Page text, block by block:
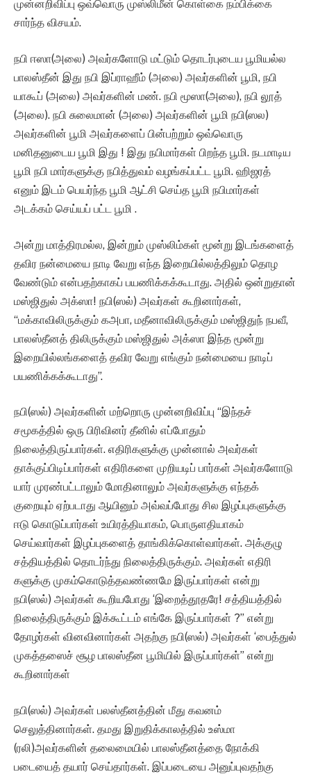
முன்னறிவிப்பு ஒவ்வொரு முஸ்லிமீன் கொள்கை நம்பிக்கை
சார்ந்த விசயம்.
நபி ஈஸா(அலை) அவர்களோடு மட்டும் தொடர்புடைய பூமியல்ல
பாலஸ்தீன் இது நபி இப்ராஹீம் (அலை) அவர்களின் பூமி, நபி
யாகூப் (அலை) அவர்களின் மண். நபி மூஸா(அலை), நபி லூத்
(அலை). நபி சுலைமான் (அலை) அவர்களின் பூமி நபி(ஸல)
அவர்களின் பூமி அவர்களைப் பின்பற்றும் ஒவ்வொரு
மனிதனுடைய பூமி இது ! இது நபிமார்கள் பிறந்த பூமி. நடமாடிய
பூமி நபி மார்களுக்கு நபித்துவம் வழங்கப்பட்ட பூமி. ஹிஜரத்
எனும் இடம் பெயர்ந்த பூமி ஆட்சி செய்த பூமி நபிமார்கள்
அடக்கம் செய்யப் பட்ட பூமி .
அன்று மாத்திரமல்ல, இன்றும் முஸ்லிம்கள் மூன்று இடங்களைத்
தவிர நன்மையை நாடி வேறு எந்த இறையில்லத்திலும் தொழ
வேண்டும் என்பதற்காகப் பயணிக்கக்கூடாது. அதில் ஒன்றுதான்
மஸ்ஜிதுல் அக்ஸா! நபி(ஸல்) அவர்கள் கூறினார்கள்,
“மக்காவிலிருக்கும் கஅபா, மதீனாவிலிருக்கும் மஸ்ஜிதுந் நபவீ,
பாலஸ்தீனத் திலிருக்கும் மஸ்ஜிதுல் அக்ஸா இந்த மூன்று
இறையில்லங்களைத் தவிர வேறு எங்கும் நன்மையை நாடிப்
பயணிக்கக்கூடாது”.
நபி(ஸல்) அவர்களின் மற்றொரு முன்னறிவிப்பு “இந்தச்
சமூகத்தில் ஒரு பிரிவினர் தீனில் எப்போதும்
நிலைத்திருப்பார்கள். எதிரிகளுக்கு முன்னால் அவர்கள்
தாக்குப்பிடிப்பார்கள் எதிரிகளை முறியடிப் பார்கள் அவர்களோடு
யார் முரண்பட்டாலும் மோதினாலும் அவர்களுக்கு எந்தக்
குறையும் ஏற்படாது ஆயினும் அவ்வப்போது சில இழப்புகளுக்கு
ஈடு கொடுப்பார்கள் உயிரத்தியாகம், பொருளதியாகம்
செய்வார்கள் இழப்புகளைத் தாங்கிக்கொள்வார்கள். அக்குழு
சத்தியத்தில் தொடர்ந்து நிலைத்திருக்கும். அவர்கள் எதிரி
களுக்கு முகம்கொடுத்தவண்ணமே இருப்பார்கள் என்று
நபி(ஸல்) அவர்கள் கூறியபோது ‘இறைத்தூதரே! சத்தியத்தில்
நிலைத்திருக்கும் இக்கூட்டம் எங்கே இருப்பார்கள் ?” என்று
தோழர்கள் வினவினார்கள் அதற்கு நபி(ஸல்) அவர்கள் ‘பைத்துல்
முகத்தஸைச் சூழ பாலஸ்தீன பூமியில் இருப்பார்கள்” என்று
கூறினார்கள்
நபி(ஸல்) அவர்கள் பலஸ்தீனத்தின் மீது கவனம்
செலுத்தினார்கள். தமது இறுதிக்காலத்தில் உஸ்மா
(ரலி)அவர்களின் தலைமையில் பாலஸ்தீனத்தை நோக்கி
படையைத் தயார் செய்தார்கள். இப்படையை அனுப்புவதற்கு